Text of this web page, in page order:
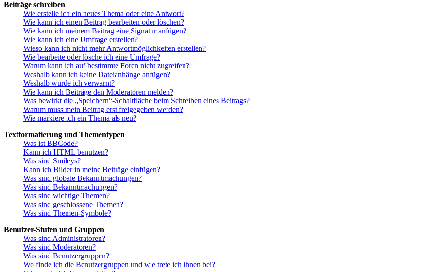
Beiträge schreiben
Wie erstelle ich ein neues Thema oder eine Antwort?
Wie kann ich einen Beitrag bearbeiten oder löschen?
Wie kann ich meinem Beitrag eine Signatur anfügen?
Wie kann ich eine Umfrage erstellen?
Wieso kann ich nicht mehr Antwortmöglichkeiten erstellen?
Wie bearbeite oder lösche ich eine Umfrage?
Warum kann ich auf bestimmte Foren nicht zugreifen?
Weshalb kann ich keine Dateianhänge anfügen?
Weshalb wurde ich verwarnt?
Wie kann ich Beiträge den Moderatoren melden?
Was bewirkt die „Speichern“-Schaltfläche beim Schreiben eines Beitrags?
Warum muss mein Beitrag erst freigegeben werden?
Wie markiere ich ein Thema als neu?
Textformatierung und Thementypen
Was ist BBCode?
Kann ich HTML benutzen?
Was sind Smileys?
Kann ich Bilder in meine Beiträge einfügen?
Was sind globale Bekanntmachungen?
Was sind Bekanntmachungen?
Was sind wichtige Themen?
Was sind geschlossene Themen?
Was sind Themen-Symbole?
Benutzer-Stufen und Gruppen
Was sind Administratoren?
Was sind Moderatoren?
Was sind Benutzergruppen?
Wo finde ich die Benutzergruppen und wie trete ich ihnen bei?